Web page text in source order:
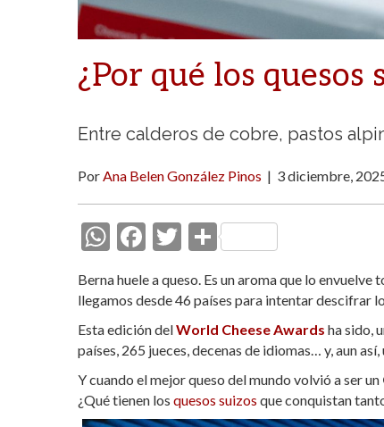
¿Por qué los
Entre calderos de cobre, pastos
PorAna Belen González Pinos | 3 diciembre,
W
at
s
A
p
p
F
e
b
o
o
k
T
itt
er
C
m
p
ar
ti
r
Berna huele a queso. Es un aroma que lo
llegamos desde 46 países para intentar descifrar
Esta edición delWorld Cheese Awards ha sido,
países, 265 jueces, decenas de idiomas… y, aun
Y cuando el mejor queso del mundo volvió a ser un
¿Qué tienen los quesos suizos que conquistan